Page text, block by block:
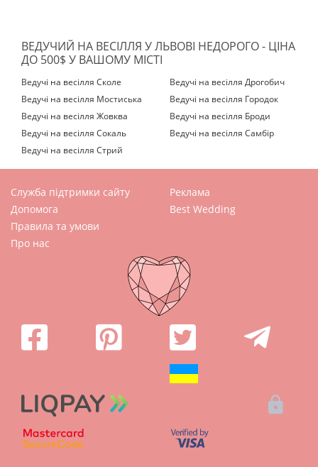
ВЕДУЧИЙ НА ВЕСІЛЛЯ У ЛЬВОВІ НЕДОРОГО - ЦІНА
ДО 500$ У ВАШОМУ МІСТІ
Ведучі на весілля Сколе
Ведучі на весілля Дрогобич
Ведучі на весілля Мостиська‎
Ведучі на весілля Городок
Ведучі на весілля Жовква
Ведучі на весілля Броди
Ведучі на весілля Сокаль
Ведучі на весілля Самбір
Ведучі на весілля Стрий
Служба підтримки сайту
Допомога
Правила та умови
Про нас
Реклама
Best Wedding